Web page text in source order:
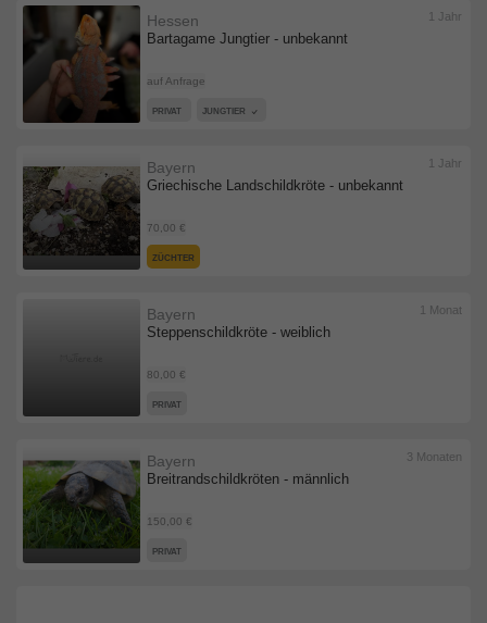
Bartagame Jungtier - unbekannt
Hessen
auf Anfrage
1 Jahr
PRIVAT JUNGTIER
Griechische Landschildkröte - unbekannt
Bayern
70,00 €
1 Jahr
ZÜCHTER
Steppenschildkröte - weiblich
Bayern
80,00 €
1 Monat
PRIVAT
Breitrandschildkröten - männlich
Bayern
150,00 €
3 Monaten
PRIVAT